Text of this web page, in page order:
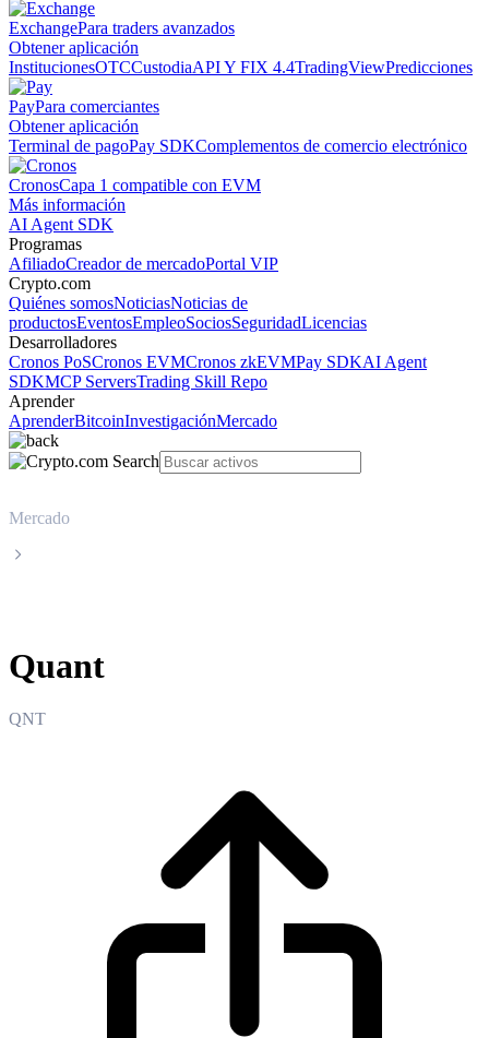
ExchangePara traders avanzados
Obtener aplicación
InstitucionesOTCCustodiaAPI Y FIX 4.4TradingViewPredicciones
PayPara comerciantes
Obtener aplicación
Terminal de pagoPay SDKComplementos de comercio electrónico
CronosCapa 1 compatible con EVM
Más información
AI Agent SDK
Programas
AfiliadoCreador de mercadoPortal VIP
Crypto.com
Quiénes somosNoticiasNoticias de
productosEventosEmpleoSociosSeguridadLicencias
Desarrolladores
Cronos PoSCronos EVMCronos zkEVMPay SDKAI Agent
SDKMCP ServersTrading Skill Repo
Aprender
AprenderBitcoinInvestigaciónMercado
Mercado
Quant
QNT